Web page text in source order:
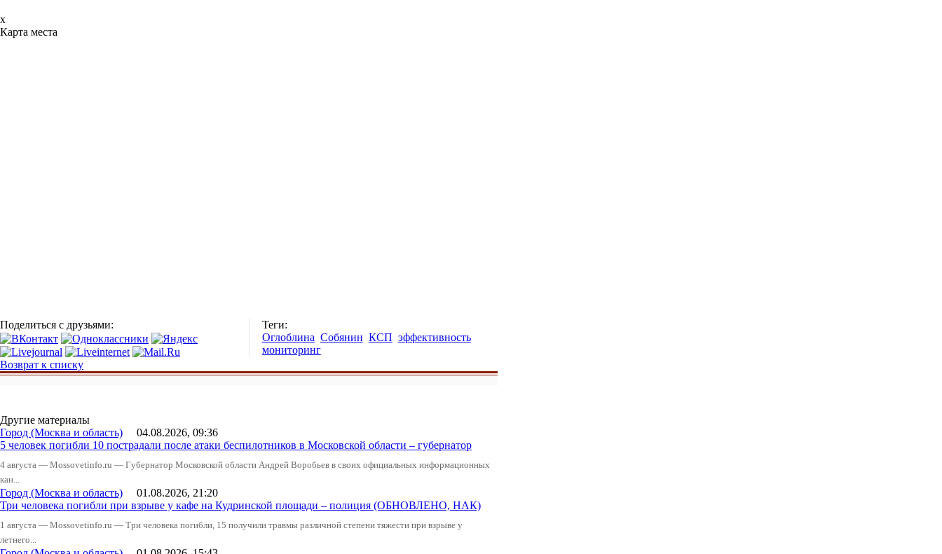
x
Карта места
Поделиться с друзьями:
Теги:
Оглоблина Собянин КСП эффективность
мониторинг
Возврат к списку
Другие материалы
Город (Москва и область) 04.08.2026, 09:36
5 человек погибли 10 пострадали после атаки беспилотников в Московской области – губернатор
4 августа — Mossovetinfo.ru — Губернатор Московской области Андрей Воробьев в своих официальных информационных
кан...
Город (Москва и область) 01.08.2026, 21:20
Три человека погибли при взрыве у кафе на Кудринской площади – полиция (ОБНОВЛЕНО, НАК)
1 августа — Mossovetinfo.ru — Три человека погибли, 15 получили травмы различной степени тяжести при взрыве у
летнего...